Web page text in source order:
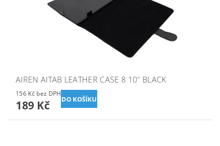
AIREN AITAB LEATHER CASE 8 10" BLACK
156 Kč bez DPH
189 Kč